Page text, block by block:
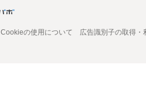
Cookieの使用について 広告識別子の取得・